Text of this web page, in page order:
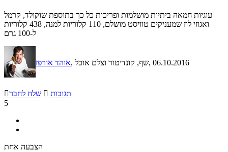
עוגיות חמאה ביתיות מושלמות ופריכות כל כך בתוספת שוקולד, קרמל
ואגוזי לוז שמעניקים טוויסט מושלם, 110 קלוריות למנה, 438 קלוריות
ל-100 גרם
אוהד אורפז , שף, קונדיטור וצלם אוכל, 06.10.2016
שלח לחבר  תגובות
5
הצבעה אחת